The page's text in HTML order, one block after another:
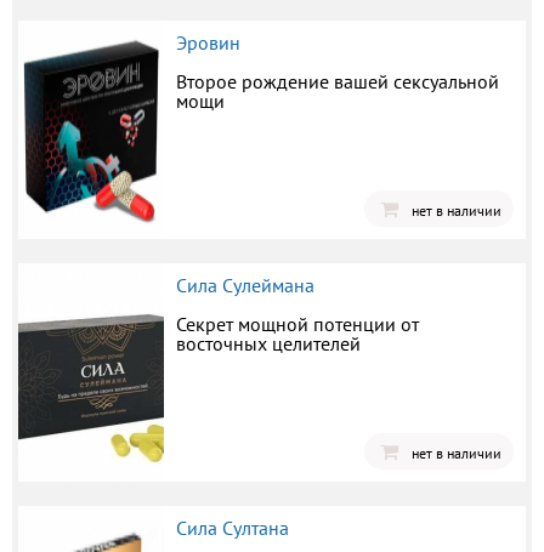
Эровин
Второе рождение вашей сексуальной
мощи
нет в наличии
Сила Сулеймана
Секрет мощной потенции от
восточных целителей
нет в наличии
Сила Султана